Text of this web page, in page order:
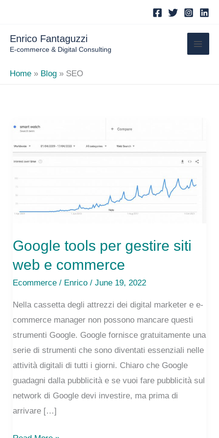
content
Enrico Fantaguzzi
E-commerce & Digital Consulting
Home Blog SEO
Google tools per gestire siti
web e commerce
Ecommerce / Enrico/ June 19, 2022
Nella cassetta degli attrezzi dei digital marketer e e-
commerce manager non possono mancare questi
strumenti Google. Google fornisce gratuitamente una
serie di strumenti che sono diventati essenziali nelle
attività digitali di tutti i giorni. Chiaro che Google
guadagni dalla pubblicità e se vuoi fare pubblicità sul
network di Google devi investire, ma prima di
arrivare […]